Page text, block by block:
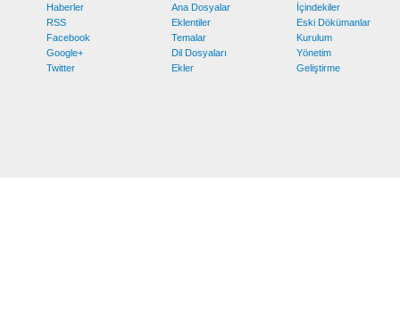
Haberler
RSS
Facebook
Google+
Twitter
Ana Dosyalar
Eklentiler
Temalar
Dil Dosyaları
Ekler
İçindekiler
Eski Dökümanlar
Kurulum
Yönetim
Geliştirme